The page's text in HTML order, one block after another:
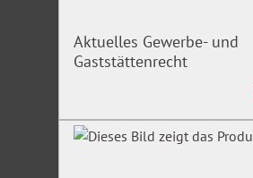
Aktuelles Gewerbe- und
Gaststättenrecht